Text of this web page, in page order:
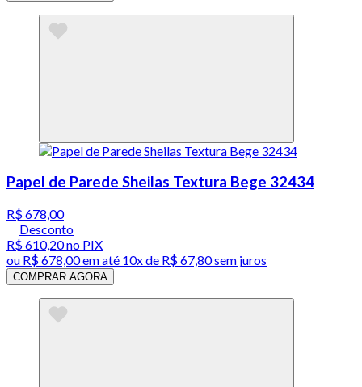
Papel de Parede Sheilas Textura Bege 32434
R$ 678,00
Desconto
R$ 610,20no PIX
ou R$ 678,00em até 10x de R$ 67,80 sem juros
COMPRAR AGORA